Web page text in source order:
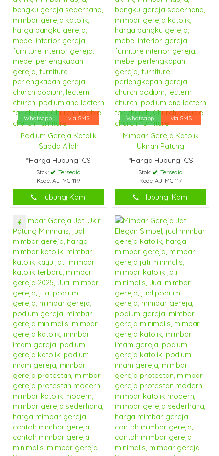
Whatsapp via SMS
Podium Gereja Katolik
Sabda Allah
*Harga Hubungi CS
Stok:
Tersedia
Kode: AJ-MG 119
Hubungi Kami
Whatsapp via SMS
Mimbar Gereja Katolik
Ukiran Patung
*Harga Hubungi CS
Stok:
Tersedia
Kode: AJ-MG 117
Hubungi Kami